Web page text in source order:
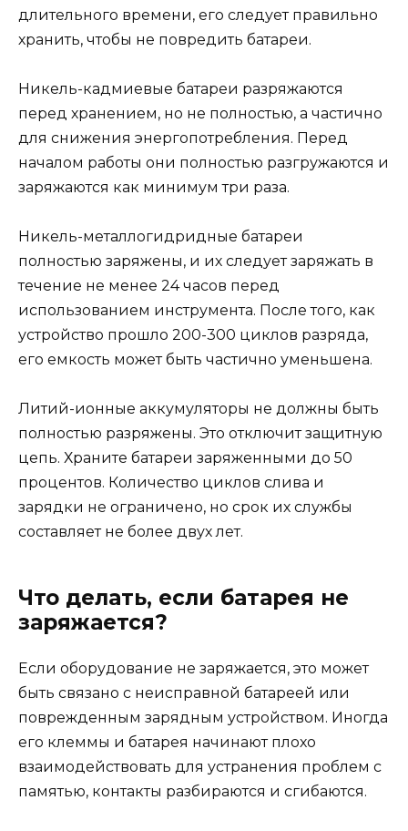
длительного времени, его следует правильно
хранить, чтобы не повредить батареи.
Никель-кадмиевые батареи разряжаются
перед хранением, но не полностью, а частично
для снижения энергопотребления. Перед
началом работы они полностью разгружаются и
заряжаются как минимум три раза.
Никель-металлогидридные батареи
полностью заряжены, и их следует заряжать в
течение не менее 24 часов перед
использованием инструмента. После того, как
устройство прошло 200-300 циклов разряда,
его емкость может быть частично уменьшена.
Литий-ионные аккумуляторы не должны быть
полностью разряжены. Это отключит защитную
цепь. Храните батареи заряженными до 50
процентов. Количество циклов слива и
зарядки не ограничено, но срок их службы
составляет не более двух лет.
Что делать, если батарея не
заряжается?
Если оборудование не заряжается, это может
быть связано с неисправной батареей или
поврежденным зарядным устройством. Иногда
его клеммы и батарея начинают плохо
взаимодействовать для устранения проблем с
памятью, контакты разбираются и сгибаются.